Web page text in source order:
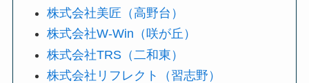
株式会社美匠（高野台）
株式会社W-Win（咲が丘）
株式会社TRS（二和東）
株式会社リフレクト（習志野）